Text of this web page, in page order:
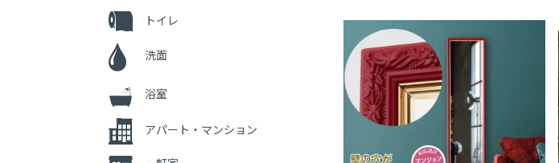
トイレ
洗面
浴室
アパート・マンション